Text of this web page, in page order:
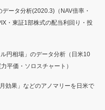
データ分析(2020.3)（NAV倍率・
・東証1部株式の配当利回り・投
円相場」のデータ分析（日米10
平価・ソロスチャート）
効果」などのアノマリーを日米で